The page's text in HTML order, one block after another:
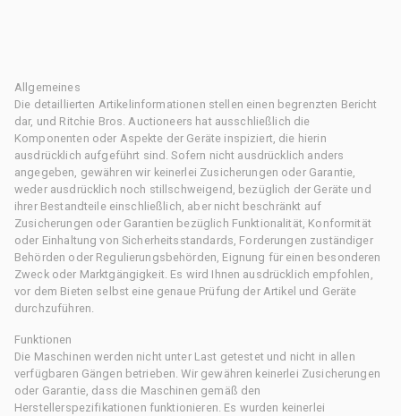
Allgemeines
Die detaillierten Artikelinformationen stellen einen begrenzten Bericht
dar, und Ritchie Bros. Auctioneers hat ausschließlich die
Komponenten oder Aspekte der Geräte inspiziert, die hierin
ausdrücklich aufgeführt sind. Sofern nicht ausdrücklich anders
angegeben, gewähren wir keinerlei Zusicherungen oder Garantie,
weder ausdrücklich noch stillschweigend, bezüglich der Geräte und
ihrer Bestandteile einschließlich, aber nicht beschränkt auf
Zusicherungen oder Garantien bezüglich Funktionalität, Konformität
oder Einhaltung von Sicherheitsstandards, Forderungen zuständiger
Behörden oder Regulierungsbehörden, Eignung für einen besonderen
Zweck oder Marktgängigkeit. Es wird Ihnen ausdrücklich empfohlen,
vor dem Bieten selbst eine genaue Prüfung der Artikel und Geräte
durchzuführen.
Funktionen
Die Maschinen werden nicht unter Last getestet und nicht in allen
verfügbaren Gängen betrieben. Wir gewähren keinerlei Zusicherungen
oder Garantie, dass die Maschinen gemäß den
Herstellerspezifikationen funktionieren. Es wurden keinerlei